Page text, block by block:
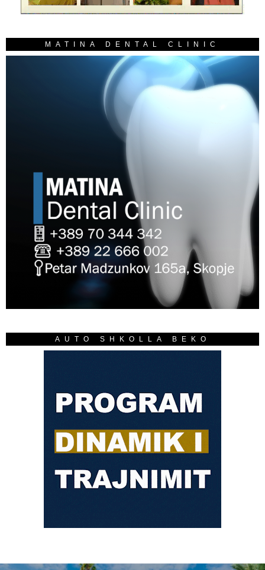
MATINA DENTAL CLINIC
AUTO SHKOLLA BEKO